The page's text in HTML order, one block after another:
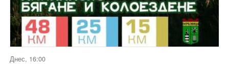
Днес, 16:00